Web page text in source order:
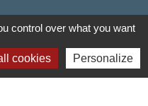
du
control over what you want
cookies Personalize